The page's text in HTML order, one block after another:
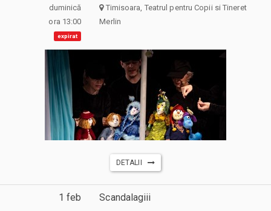
duminică
ora 13:00
expirat
Timisoara, Teatrul pentru Copii si Tineret
Merlin
DETALII
1 feb Scandalagiii